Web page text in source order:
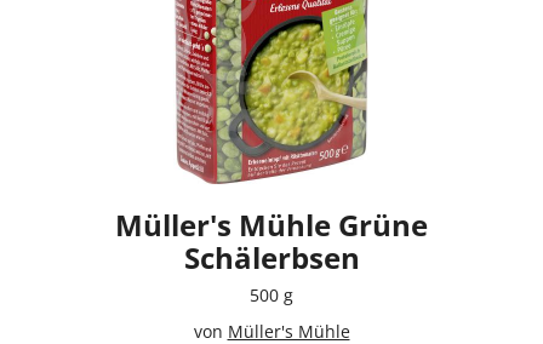
Müller's Mühle Grüne
Schälerbsen
500 g
von Müller's Mühle